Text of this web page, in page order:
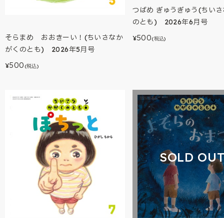
そらまめ おおきーい！(ちいさなか
がくのとも) 2026年5月号
¥500 (税込)
つばめ ぎゅうぎゅう(ちい
のとも) 2026年6月号
¥500(税込)
SOLD